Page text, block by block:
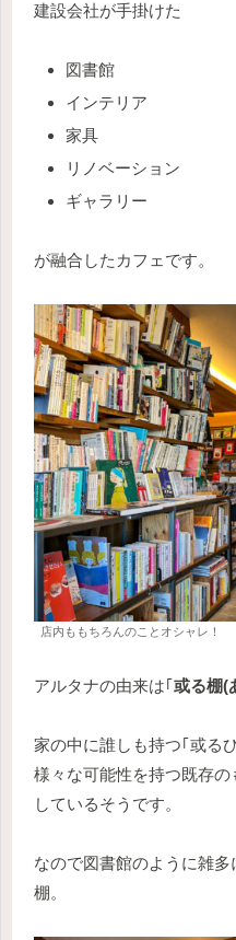
建設会社が手掛けた
図書館
インテリア
家具
リノベーション
ギャラリー
が融合したカフェです。
店内ももちろんのことオシャレ！
アルタナの由来は｢或る棚(
家の中に誰しも持つ｢或る
様々な可能性を持つ既存
しているそうです。
なので図書館のように雑
棚。